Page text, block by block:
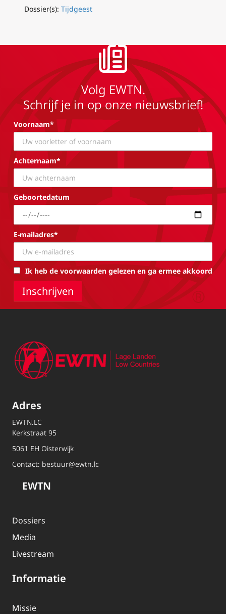
Dossier(s): Tijdgeest
Volg EWTN.
Schrijf je in op onze nieuwsbrief!
Voornaam*
Achternaam*
Geboortedatum
E-mailadres*
Ik heb de voorwaarden gelezen en ga ermee akkoord
Adres
EWTN.LC
Kerkstraat 95
5061 EH Oisterwijk
Contact: bestuur@ewtn.lc
EWTN
Dossiers
Media
Livestream
Informatie
Missie